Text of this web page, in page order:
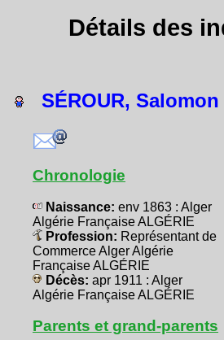
Détails des
SÉROUR, Salomon
Chronologie
Naissance: env 1863 : Alger
Algérie Française ALGÉRIE
Profession: Représentant de
Commerce Alger Algérie
Française ALGÉRIE
Décès: apr 1911 : Alger
Algérie Française ALGÉRIE
Parents et grand-parents